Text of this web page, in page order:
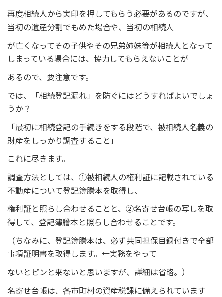
再度相続人から実印を押してもらう必要があるのですが、
当初の遺産分割でもめた場合や、当初の相続人
が亡くなってその子供やその兄弟姉妹等が相続人となって
しまっている場合には、協力してもらえないことが
あるので、要注意です。
では、「相続登記漏れ」を防ぐにはどうすればよいでしょ
うか？
「最初に相続登記の手続きをする段階で、被相続人名義の
財産をしっかり調査すること」
これに尽きます。
調査方法としては、①被相続人の権利証に記載されている
不動産について登記簿謄本を取得し、
権利証と照らし合わせることと、②名寄せ台帳の写しを取
得して、登記簿謄本と照らし合わせることです。
（ちなみに、登記簿謄本は、必ず共同担保目録付きで全部
事項証明書を取得します。←実務をやって
ないとピンと来ないと思いますが、詳細は省略。）
名寄せ台帳は、各市町村の資産税課に備えられています